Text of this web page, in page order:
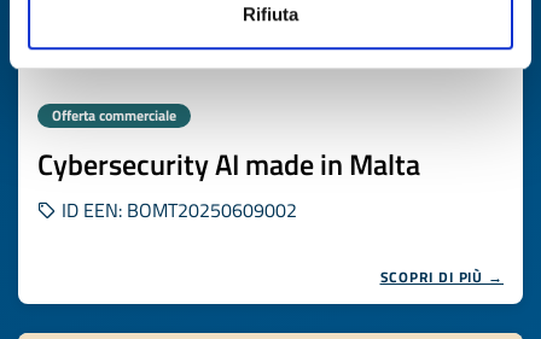
Rifiuta
Offerta commerciale
Cybersecurity AI made in Malta
ID EEN: BOMT20250609002
SCOPRI DI PIÙ →